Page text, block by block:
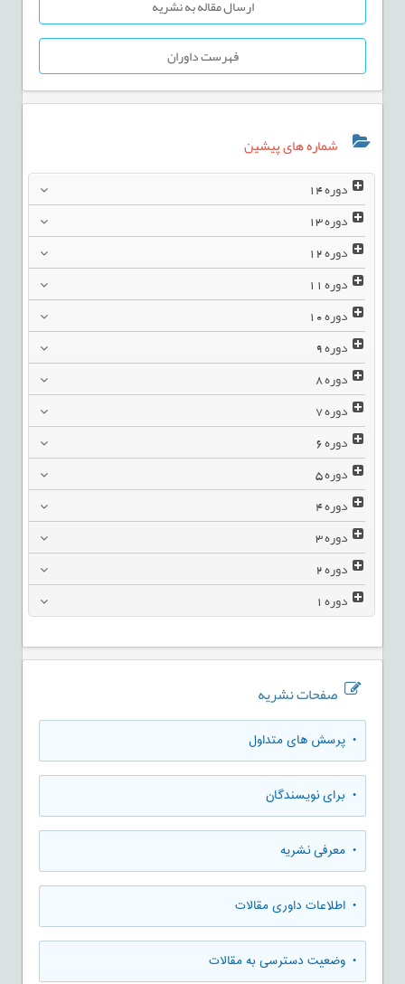
ارسال مقاله به نشریه
فهرست داوران
شماره های پیشین
دوره14
دوره13
دوره12
دوره11
دوره10
دوره9
دوره8
دوره7
دوره6
دوره5
دوره4
دوره3
دوره2
دوره1
صفحات نشریه
• پرسش های متداول
• برای نویسندگان
• معرفی نشریه
• اطلاعات داوری مقالات
• وضعیت دسترسی به مقالات